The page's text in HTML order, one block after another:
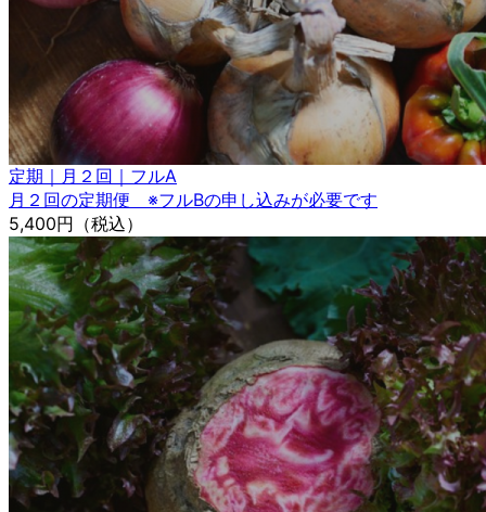
定期｜月２回｜フルA
月２回の定期便 ※フルBの申し込みが必要です
5,400円 （税込）